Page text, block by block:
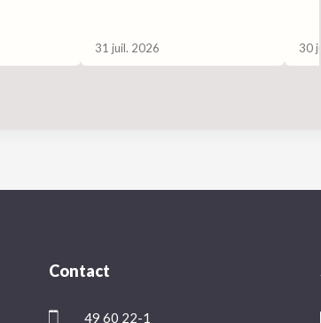
31 juil. 2026 30
Contact
49 60 22-1